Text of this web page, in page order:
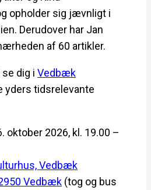
opholder sig jævnligt i
Derudover har Jan
af 60 artikler.
dig i Vedbæk
yders tidsrelevante
oktober 2026, kl. 19.00 –
Vedbæk
Vedbæk (tog og bus